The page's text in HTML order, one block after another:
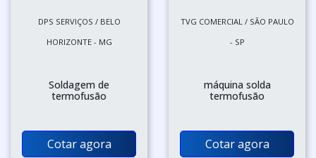
DPS SERVIÇOS / BELO
HORIZONTE - MG
Soldagem de
termofusão
Cotar agora
TVG COMERCIAL / SÃO PAULO
- SP
máquina solda
termofusão
Cotar agora